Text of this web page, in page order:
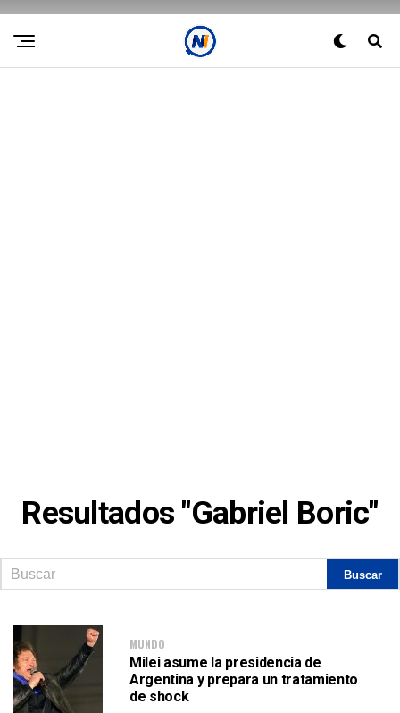
Resultados "Gabriel Boric"
MUNDO
Milei asume la presidencia de
Argentina y prepara un tratamiento
de shock